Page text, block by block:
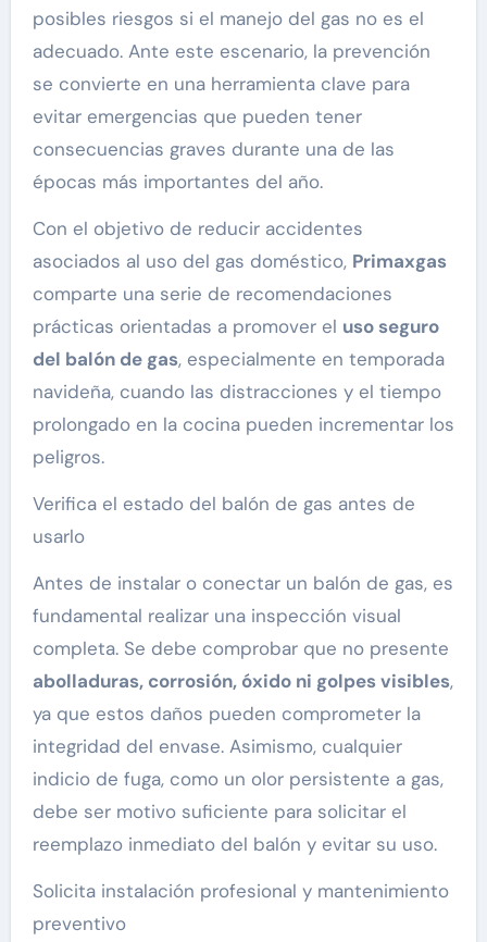
posibles riesgos si el manejo del gas no es el
adecuado. Ante este escenario, la prevención
se convierte en una herramienta clave para
evitar emergencias que pueden tener
consecuencias graves durante una de las
épocas más importantes del año.
Con el objetivo de reducir accidentes
asociados al uso del gas doméstico, Primaxgas
comparte una serie de recomendaciones
prácticas orientadas a promover el uso seguro
del balón de gas, especialmente en temporada
navideña, cuando las distracciones y el tiempo
prolongado en la cocina pueden incrementar los
peligros.
Verifica el estado del balón de gas antes de
usarlo
Antes de instalar o conectar un balón de gas, es
fundamental realizar una inspección visual
completa. Se debe comprobar que no presente
abolladuras, corrosión, óxido ni golpes visibles,
ya que estos daños pueden comprometer la
integridad del envase. Asimismo, cualquier
indicio de fuga, como un olor persistente a gas,
debe ser motivo suficiente para solicitar el
reemplazo inmediato del balón y evitar su uso.
Solicita instalación profesional y mantenimiento
preventivo